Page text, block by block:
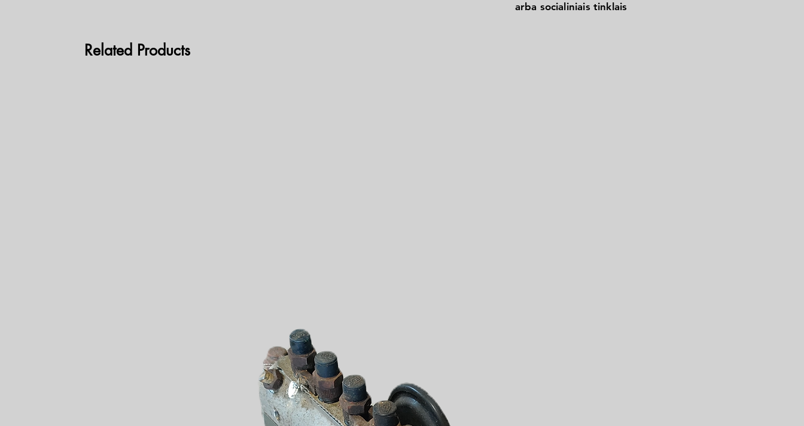
arba socialiniais tinklais
Related Products